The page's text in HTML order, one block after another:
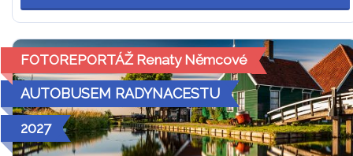
FOTOREPORTÁŽ Renaty Němcové
AUTOBUSEM RADYNACESTU
2027